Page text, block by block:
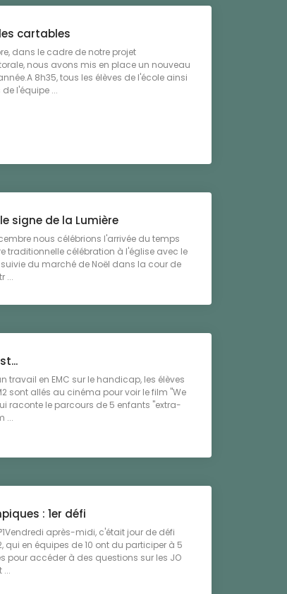
cartables
dans le cadre de notre projet
nous avons mis en place un nouveau
8h35, tous les élèves de l'école ainsi
l'équipe ...
signe de la Lumière
nous célébrions l'arrivée du temps
traditionnelle célébration à l'église avec le
suivie du marché de Noël dans la cour de
...
travail en EMC sur le handicap, les élèves
sont allés au cinéma pour voir le film "We
raconte le parcours de 5 enfants "extra-
...
: 1er défi
après-midi, c'était jour de défi
qui en équipes de 10 ont du participer à 5
pour accéder à des questions sur les JO
...